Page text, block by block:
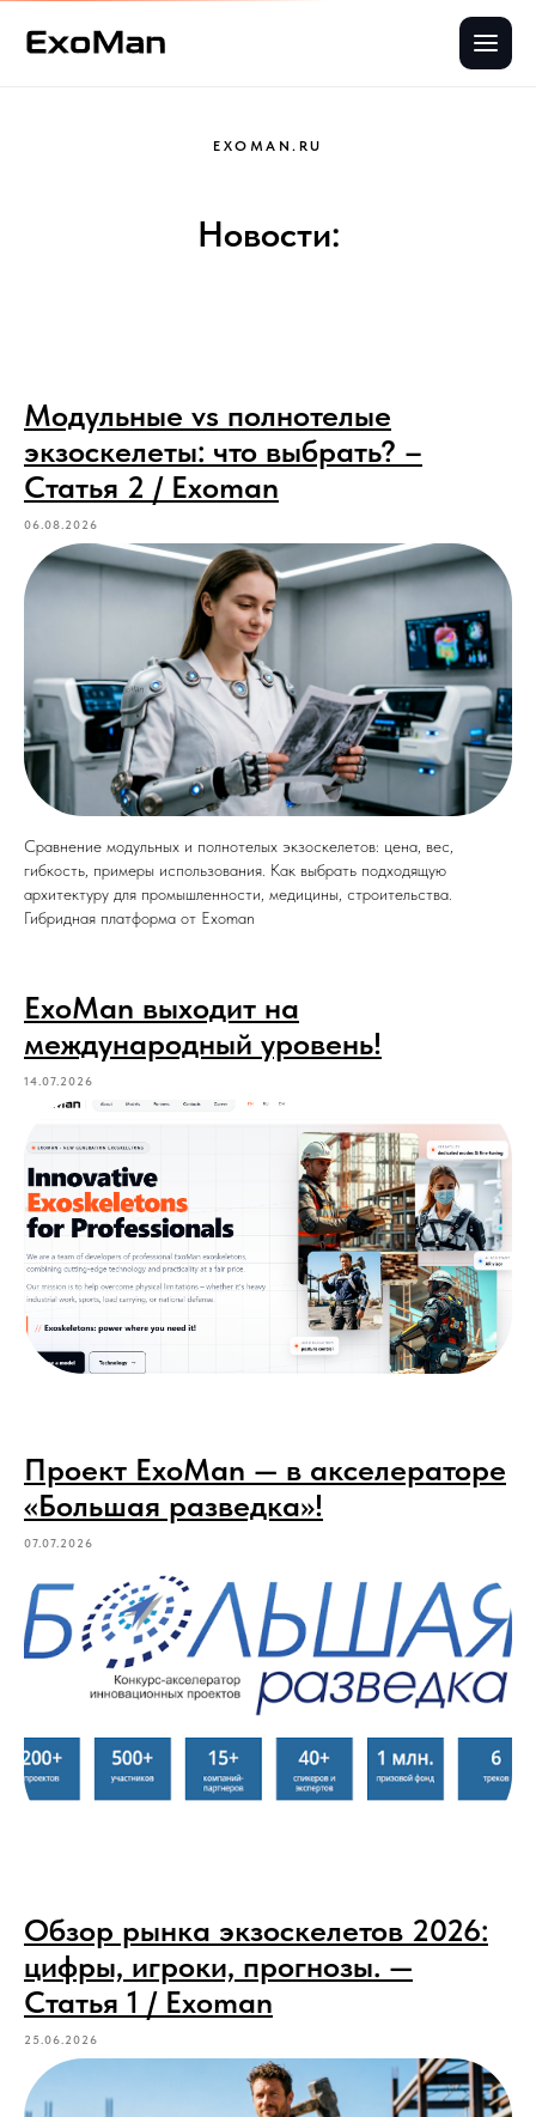
EXOMAN.RU
Новости:
Модульные vs полнотелые
экзоскелеты: что выбрать? –
Статья 2 / Exoman
06.08.2026
Сравнение модульных и полнотелых экзоскелетов: цена, вес,
гибкость, примеры использования. Как выбрать подходящую
архитектуру для промышленности, медицины, строительства.
Гибридная платформа от Exoman
ExoMan выходит на
международный уровень!
14.07.2026
Проект ExoMan — в акселераторе
«Большая разведка»!
07.07.2026
Обзор рынка экзоскелетов 2026:
цифры, игроки, прогнозы. —
Статья 1 / Exoman
25.06.2026